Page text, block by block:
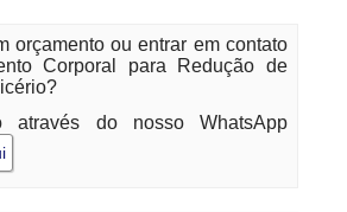
orçamento ou entrar em contato
Corporal para Redução de
através do nosso WhatsApp